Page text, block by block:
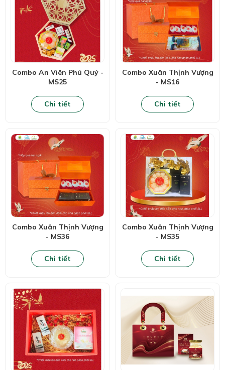
Combo An Viên Phú Quý -
MS25
Chi tiết
Combo Xuân Thịnh Vượng
- MS16
Chi tiết
Combo Xuân Thịnh Vượng
- MS36
Chi tiết
Combo Xuân Thịnh Vượng
- MS35
Chi tiết